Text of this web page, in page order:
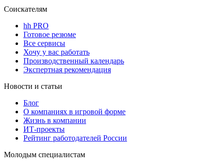
Соискателям
hh PRO
Готовое резюме
Все сервисы
Хочу у вас работать
Производственный календарь
Экспертная рекомендация
Новости и статьи
Блог
О компаниях в игровой форме
Жизнь в компании
ИТ-проекты
Рейтинг работодателей России
Молодым специалистам